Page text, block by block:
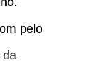
pelo
da